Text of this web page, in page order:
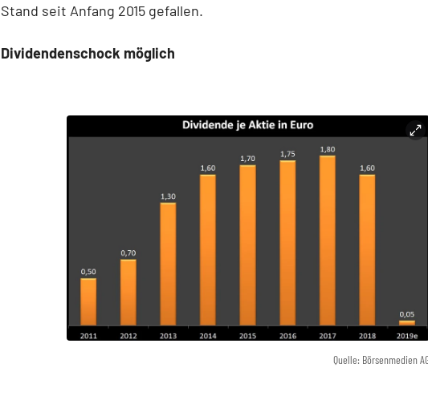
Stand seit Anfang 2015 gefallen.
Dividendenschock möglich
Quelle: Börsenmedien